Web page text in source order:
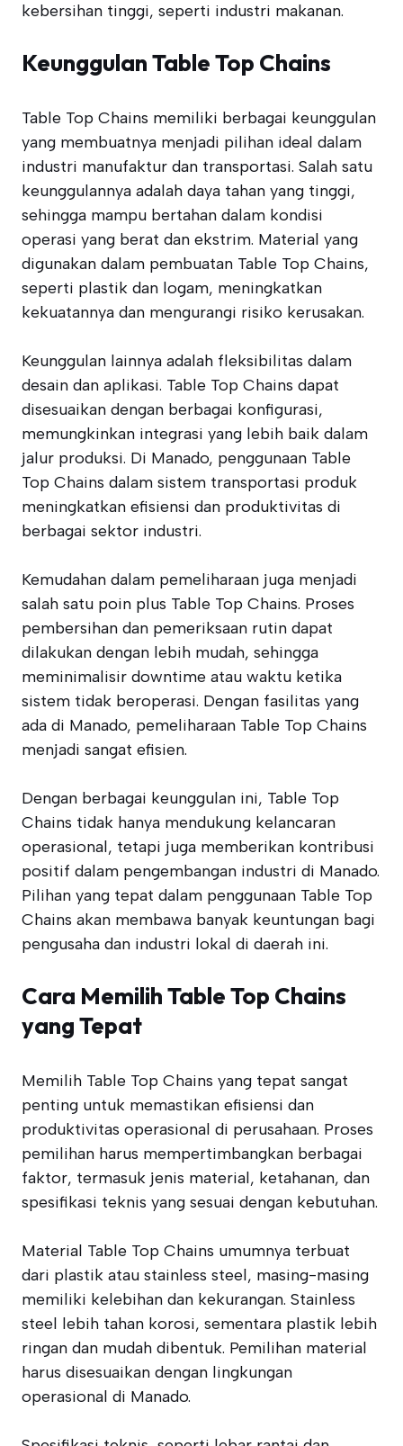
kebersihan tinggi, seperti industri makanan.
Keunggulan Table Top Chains
Table Top Chains memiliki berbagai keunggulan
yang membuatnya menjadi pilihan ideal dalam
industri manufaktur dan transportasi. Salah satu
keunggulannya adalah daya tahan yang tinggi,
sehingga mampu bertahan dalam kondisi
operasi yang berat dan ekstrim. Material yang
digunakan dalam pembuatan Table Top Chains,
seperti plastik dan logam, meningkatkan
kekuatannya dan mengurangi risiko kerusakan.
Keunggulan lainnya adalah fleksibilitas dalam
desain dan aplikasi. Table Top Chains dapat
disesuaikan dengan berbagai konfigurasi,
memungkinkan integrasi yang lebih baik dalam
jalur produksi. Di Manado, penggunaan Table
Top Chains dalam sistem transportasi produk
meningkatkan efisiensi dan produktivitas di
berbagai sektor industri.
Kemudahan dalam pemeliharaan juga menjadi
salah satu poin plus Table Top Chains. Proses
pembersihan dan pemeriksaan rutin dapat
dilakukan dengan lebih mudah, sehingga
meminimalisir downtime atau waktu ketika
sistem tidak beroperasi. Dengan fasilitas yang
ada di Manado, pemeliharaan Table Top Chains
menjadi sangat efisien.
Dengan berbagai keunggulan ini, Table Top
Chains tidak hanya mendukung kelancaran
operasional, tetapi juga memberikan kontribusi
positif dalam pengembangan industri di Manado.
Pilihan yang tepat dalam penggunaan Table Top
Chains akan membawa banyak keuntungan bagi
pengusaha dan industri lokal di daerah ini.
Cara Memilih Table Top Chains
yang Tepat
Memilih Table Top Chains yang tepat sangat
penting untuk memastikan efisiensi dan
produktivitas operasional di perusahaan. Proses
pemilihan harus mempertimbangkan berbagai
faktor, termasuk jenis material, ketahanan, dan
spesifikasi teknis yang sesuai dengan kebutuhan.
Material Table Top Chains umumnya terbuat
dari plastik atau stainless steel, masing-masing
memiliki kelebihan dan kekurangan. Stainless
steel lebih tahan korosi, sementara plastik lebih
ringan dan mudah dibentuk. Pemilihan material
harus disesuaikan dengan lingkungan
operasional di Manado.